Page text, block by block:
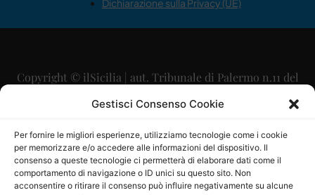
Gestisci Consenso Cookie
Per fornire le migliori esperienze, utilizziamo tecnologie come i cookie
per memorizzare e/o accedere alle informazioni del dispositivo. Il
consenso a queste tecnologie ci permetterà di elaborare dati come il
comportamento di navigazione o ID unici su questo sito. Non
acconsentire o ritirare il consenso può influire negativamente su alcune
Dichiarazione sulla Privacy (UE)
Copyright © ilSicilia | aut. Tribunale di Palermo n.11 del
29/09/2015
Direttore Editoriale: Maurizio Scaglione
Direttore Responsabile: Maria Calabrese